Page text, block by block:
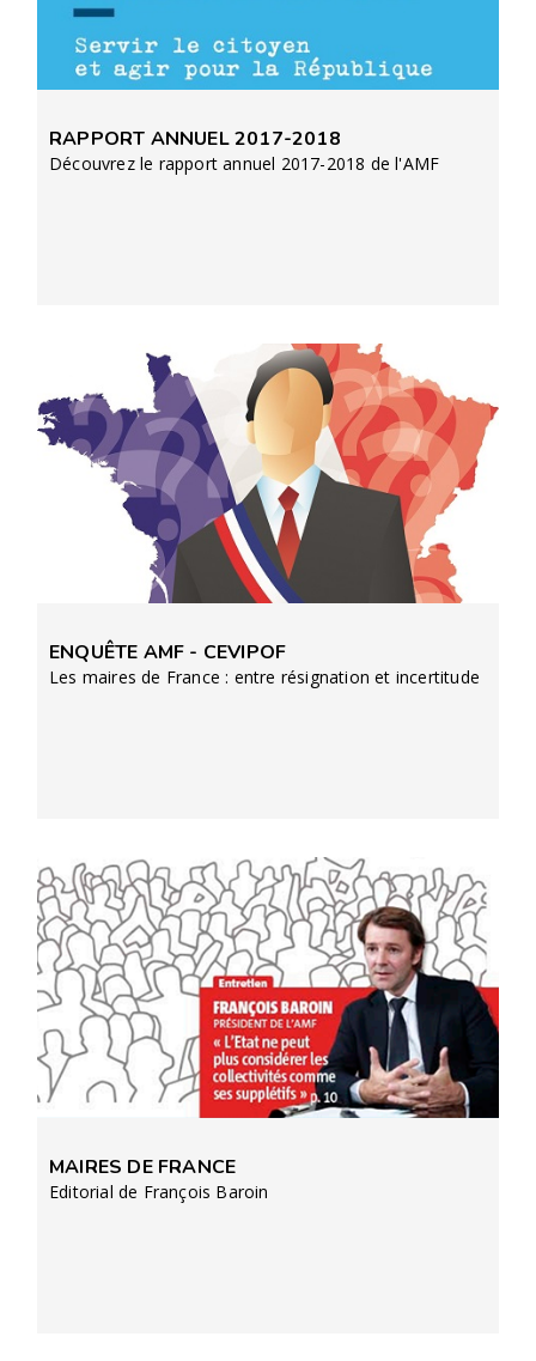
RAPPORT ANNUEL 2017-2018
Découvrez le rapport annuel 2017-2018 de l'AMF
ENQUÊTE AMF - CEVIPOF
Les maires de France : entre résignation et incertitude
MAIRES DE FRANCE
Editorial de François Baroin